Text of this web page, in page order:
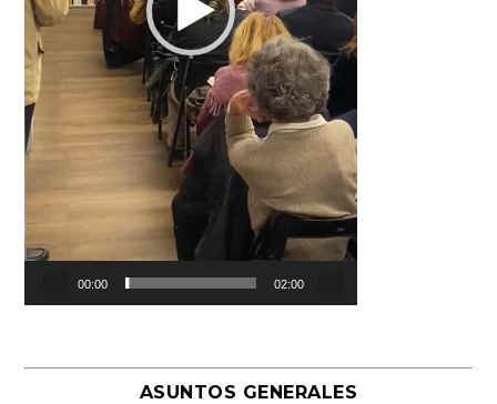
00:00 02:00
ASUNTOS GENERALES